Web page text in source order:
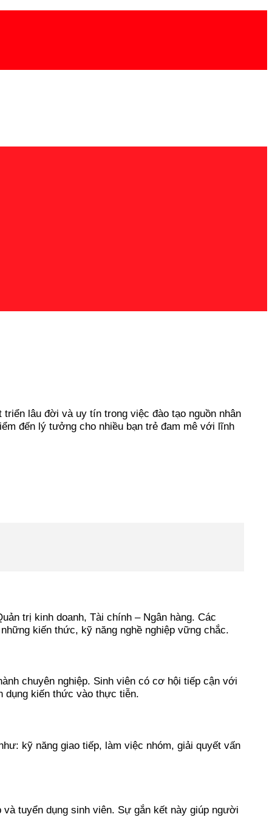
lâu đời và uy tín trong việc đào tạo nguồn nhân
đến lý tưởng cho nhiều bạn trẻ đam mê với lĩnh
trị kinh doanh, Tài chính – Ngân hàng. Các
kiến thức, kỹ năng nghề nghiệp vững chắc.
chuyên nghiệp. Sinh viên có cơ hội tiếp cận với
dụng kiến thức vào thực tiễn.
kỹ năng giao tiếp, làm việc nhóm, giải quyết vấn
tuyển dụng sinh viên. Sự gắn kết này giúp người